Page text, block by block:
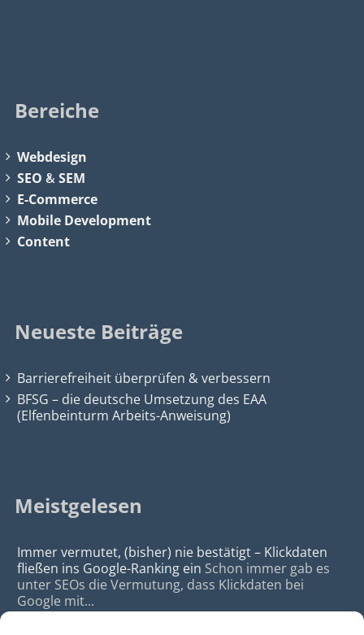
Bereiche
Webdesign
SEO &SEM
E-Commerce
Mobile Development
Content
Neueste Beiträge
Barrierefreiheit überprüfen & verbessern
BFSG – die deutsche Umsetzung des EAA
(Elfenbeinturm Arbeits-Anweisung)
Meistgelesen
Immer vermutet, (bisher) nie bestätigt – Klickdaten
fließen ins Google-Ranking ein Schon immer gab es
unter SEOs die Vermutung, dass Klickdaten bei
Google mit...